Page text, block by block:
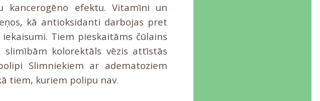
kancerogēno efektu. Vitamīni un
kā antioksidanti darbojas pret
Tiem pieskaitāms čūlains
kolorektāls vēzis attīstās
Slimniekiem ar adematoziem
tiem, kuriem polipu nav.